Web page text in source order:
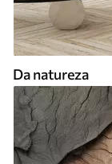
Da natureza